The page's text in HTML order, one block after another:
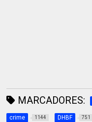
MARCADORES:
crime 1144 DHBF 751